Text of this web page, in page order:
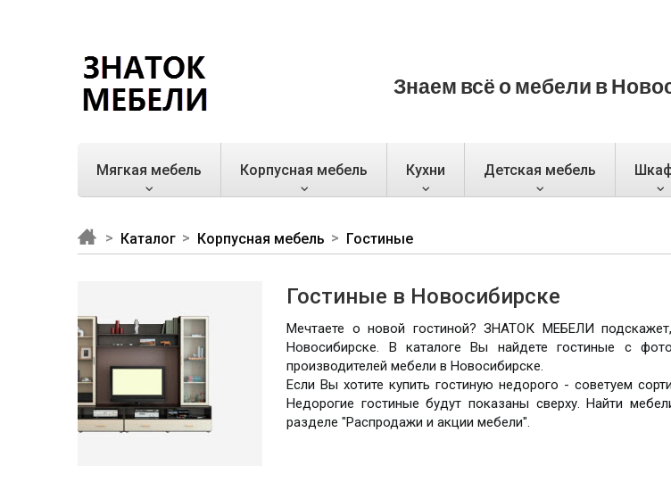
Знаем всё о мебели в
Мягкая мебель Корпусная мебель Кухни Детская мебель
Каталог Корпусная мебель Гостиные
Гостиные в Новосибирске
Мечтаете о новой гостиной? ЗНАТОК МЕБЕЛИ
Новосибирске. В каталоге Вы найдете гостиные с
производителей мебели в Новосибирске.
Если Вы хотите купить гостиную недорого - советуем
Недорогие гостиные будут показаны сверху. Найти
разделе "Распродажи и акции мебели".